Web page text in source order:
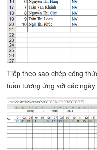
Tiếp theo sao chép công
tuần tương ứng với các